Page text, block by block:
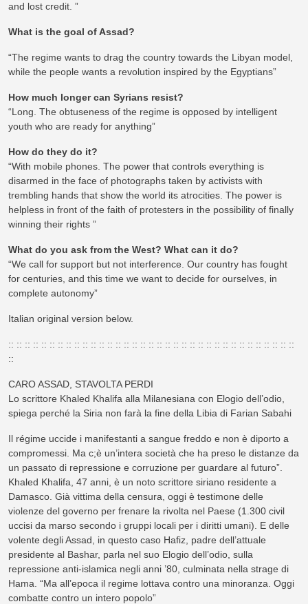
and lost credit. ”
What is the goal of Assad?
“The regime wants to drag the country towards the Libyan model,
while the people wants a revolution inspired by the Egyptians”
How much longer can Syrians resist?
“Long. The obtuseness of the regime is opposed by intelligent
youth who are ready for anything”
How do they do it?
“With mobile phones. The power that controls everything is
disarmed in the face of photographs taken by activists with
trembling hands that show the world its atrocities. The power is
helpless in front of the faith of protesters in the possibility of finally
winning their rights ”
What do you ask from the West? What can it do?
“We call for support but not interference. Our country has fought
for centuries, and this time we want to decide for ourselves, in
complete autonomy”
Italian original version below.
:: :: :: :: :: :: :: :: :: :: :: :: :: :: :: :: :: :: :: :: :: :: :: :: :: :: :: :: :: :: :: :: :: :: ::
::
CARO ASSAD, STAVOLTA PERDI
Lo scrittore Khaled Khalifa alla Milanesiana con Elogio dell’odio,
spiega perché la Siria non farà la fine della Libia di Farian Sabahi
Il régime uccide i manifestanti a sangue freddo e non è diporto a
compromessi. Ma c;è un’intera società che ha preso le distanze da
un passato di repressione e corruzione per guardare al futuro”.
Khaled Khalifa, 47 anni, è un noto scrittore siriano residente a
Damasco. Già vittima della censura, oggi è testimone delle
violenze del governo per frenare la rivolta nel Paese (1.300 civil
uccisi da marso secondo i gruppi locali per i diritti umani). E delle
volente degli Assad, in questo caso Hafiz, padre dell’attuale
presidente al Bashar, parla nel suo Elogio dell’odio, sulla
repressione anti-islamica negli anni ’80, culminata nella strage di
Hama. “Ma all’epoca il regime lottava contro una minoranza. Oggi
combatte contro un intero popolo”